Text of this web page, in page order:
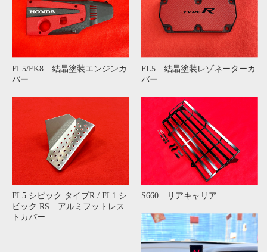
・S660 レベルゲージ トップロゴ 詳細
2025/12/13 NEW パーツ
・BYSロゴキーホルダー 発売開始!! 詳細
2025/09/20
・11/23(日)開催の全九オフに参加決定!! 詳細
2025/09/09 NEW パーツ
・S660 リアキャリア発売開始!! 詳細
2025/08/31
2025/08/05
FL5/FK8 結晶塗装エンジンカ
バー
FL5 結晶塗装レゾネーターカ
バー
FL5 シビック タイプR / FL1 シ
ビック RS アルミフットレス
トカバー
S660 リアキャリア